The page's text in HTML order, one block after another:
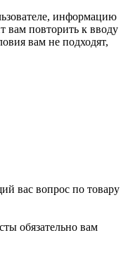
информацию
вам повторить к вводу
вам не подходят,
вас вопрос по товару
обязательно вам